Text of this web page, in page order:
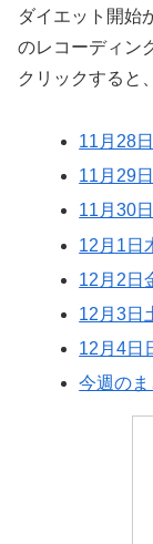
ダイエット開始
のレコーディン
クリックすると
11月28
11月29
11月30
12月1日
12月2日
12月3日
12月4日
今週のま